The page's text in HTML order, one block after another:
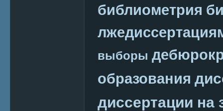
библиометрия
выборы
образования
диссертации на